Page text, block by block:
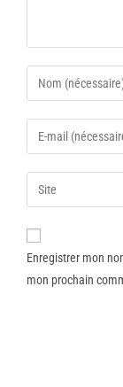
Enregistrer mon
mon prochain